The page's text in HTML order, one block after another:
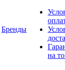
Бренды
на